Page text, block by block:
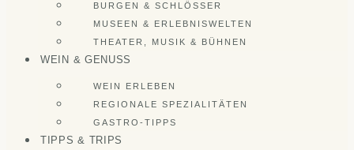
BURGEN & SCHLÖSSER
MUSEEN & ERLEBNISWELTEN
THEATER, MUSIK & BÜHNEN
WEIN & GENUSS
WEIN ERLEBEN
REGIONALE SPEZIALITÄTEN
GASTRO-TIPPS
TIPPS & TRIPS